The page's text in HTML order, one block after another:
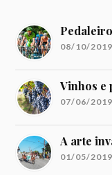
08/10/2019
Vinhos e
07/06/2019
A arte
01/05/2019